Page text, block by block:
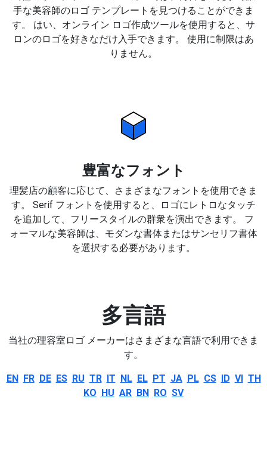
手な美容師のロゴ テンプレートを見つけることができま
す。 はい、オンライン ロゴ作成ツールを使用すると、サ
ロンのロゴを好きなだけ入手できます。 使用に制限はあ
りません。
豊富なフォント
理髪店の顧客に応じて、さまざまなフォントを使用できま
す。 Serif フォントを使用すると、ロゴにレトロなタッチ
を追加して、フリースタイルの群衆を演出できます。 フ
ォーマルな美容師は、モダンな書体またはサンセリフ書体
を選択する必要があります。
多言語
当社の理容室ロゴ メーカーはさまざまな言語で利用できま
す。
EN FR DE ES RU TR IT NL EL PT JA PL CS ID VI TH
KO HU AR BN RO SV